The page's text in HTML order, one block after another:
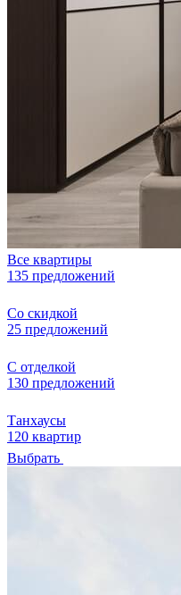
Все квартиры
135 предложений
Со скидкой
25 предложений
С отделкой
130 предложений
Танхаусы
120 квартир
Выбрать